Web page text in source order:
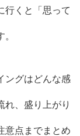
行くと「思って
ングはどんな感
れ、盛り上がり
意点までまとめ